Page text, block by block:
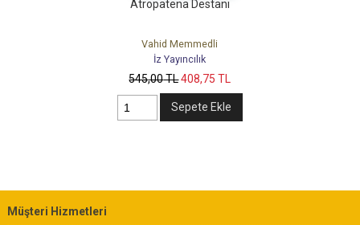
Atropatena Destanı
Vahid Memmedli
İz Yayıncılık
545,00TL408,75 TL
Sepete Ekle
Müşteri Hizmetleri